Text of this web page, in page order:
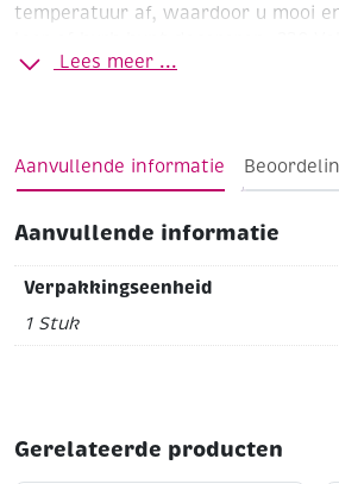
temperatuur af, waardoor u mooi
Temperatuur van 350 tot 750 'C
voorbeelden en handleiding.Voor
artikelnummers 195217, 195222,
Lees meer ...
Aanvullende informatie
Aanvullende informatie
Verpakkingseenheid
1 Stuk
Gerelateerde producten